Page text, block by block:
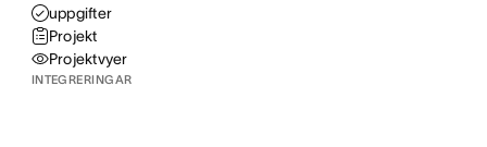
uppgifter
Projekt
Projektvyer
INTEGRERINGAR